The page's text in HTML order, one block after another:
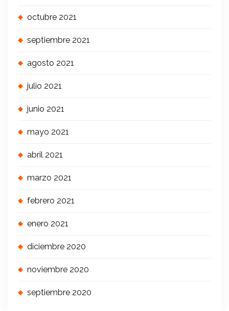
octubre 2021
septiembre 2021
agosto 2021
julio 2021
junio 2021
mayo 2021
abril 2021
marzo 2021
febrero 2021
enero 2021
diciembre 2020
noviembre 2020
septiembre 2020